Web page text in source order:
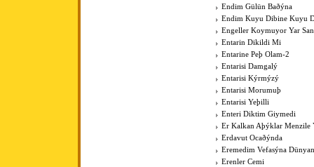
Endim Gülün Baðýna
Endim Kuyu Dibine Kuyu
Engeller Koymuyor Yar
Entarin Dikildi Mi
Entarine Peþ Olam-2
Entarisi Damgalý
Entarisi Kýrmýzý
Entarisi Morumuþ
Entarisi Yeþilli
Enteri Diktim Giymedi
Er Kalkan Aþýklar Menzile
Erdavut Ocaðýnda
Eremedim Vefasýna
Erenler Cemi